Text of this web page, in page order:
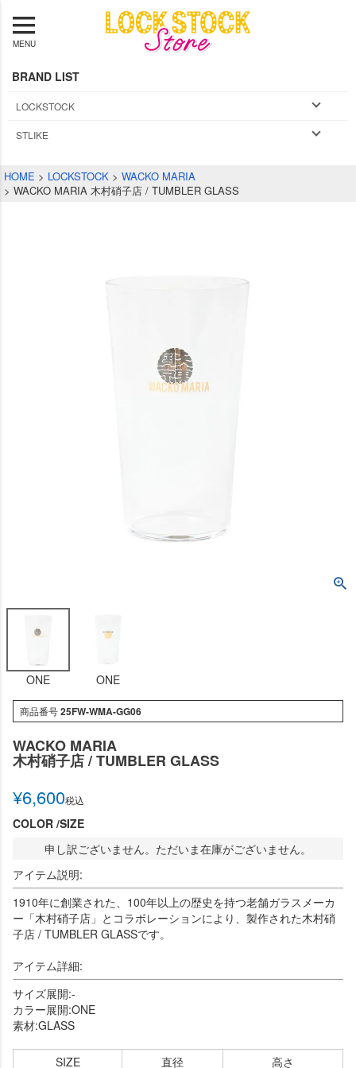
MENU
BRAND LIST
LOCKSTOCK
STLIKE
HOME LOCKSTOCK
WACKO MARIA
WACKO MARIA 木村硝子店 / TUMBLER GLASS
ONE ONE
商品番号25FW-WMA-GG06
WACKO MARIA
木村硝子店 / TUMBLER GLASS
¥6,600税込
COLOR SIZE
申し訳ございません。ただいま在庫がございません。
アイテム説明:
1910年に創業された、100年以上の歴史を持つ老舗ガラスメーカ
ー「木村硝子店」とコラボレーションにより、製作された木村硝
子店 / TUMBLER GLASSです。
アイテム詳細:
サイズ展開:-
カラー展開:ONE
素材:GLASS
SIZE 直径 高さ